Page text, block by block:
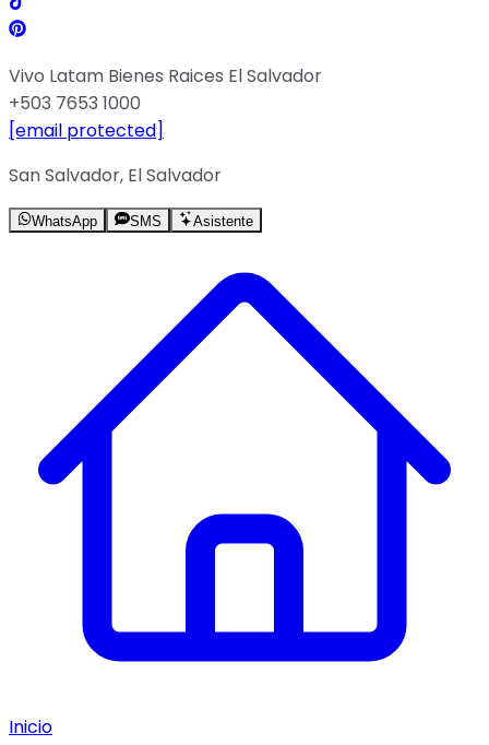
Vivo Latam Bienes Raices El Salvador
+503 7653 1000
[email protected]
San Salvador, El Salvador
WhatsApp SMS Asistente
Inicio